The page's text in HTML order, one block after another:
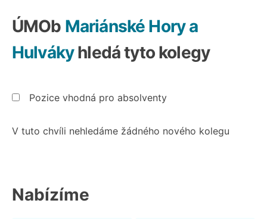
ÚMOb Mariánské Hory a
Hulvákyhledá tyto kolegy
Pozice vhodná pro absolventy
V tuto chvíli nehledáme žádného nového kolegu
Nabízíme